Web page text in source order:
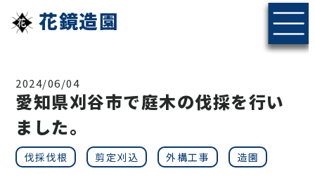
花鏡造園
2024/06/04
愛知県刈谷市で庭木の伐採を行い
ました。
伐採伐根 剪定刈込 外構工事 造園